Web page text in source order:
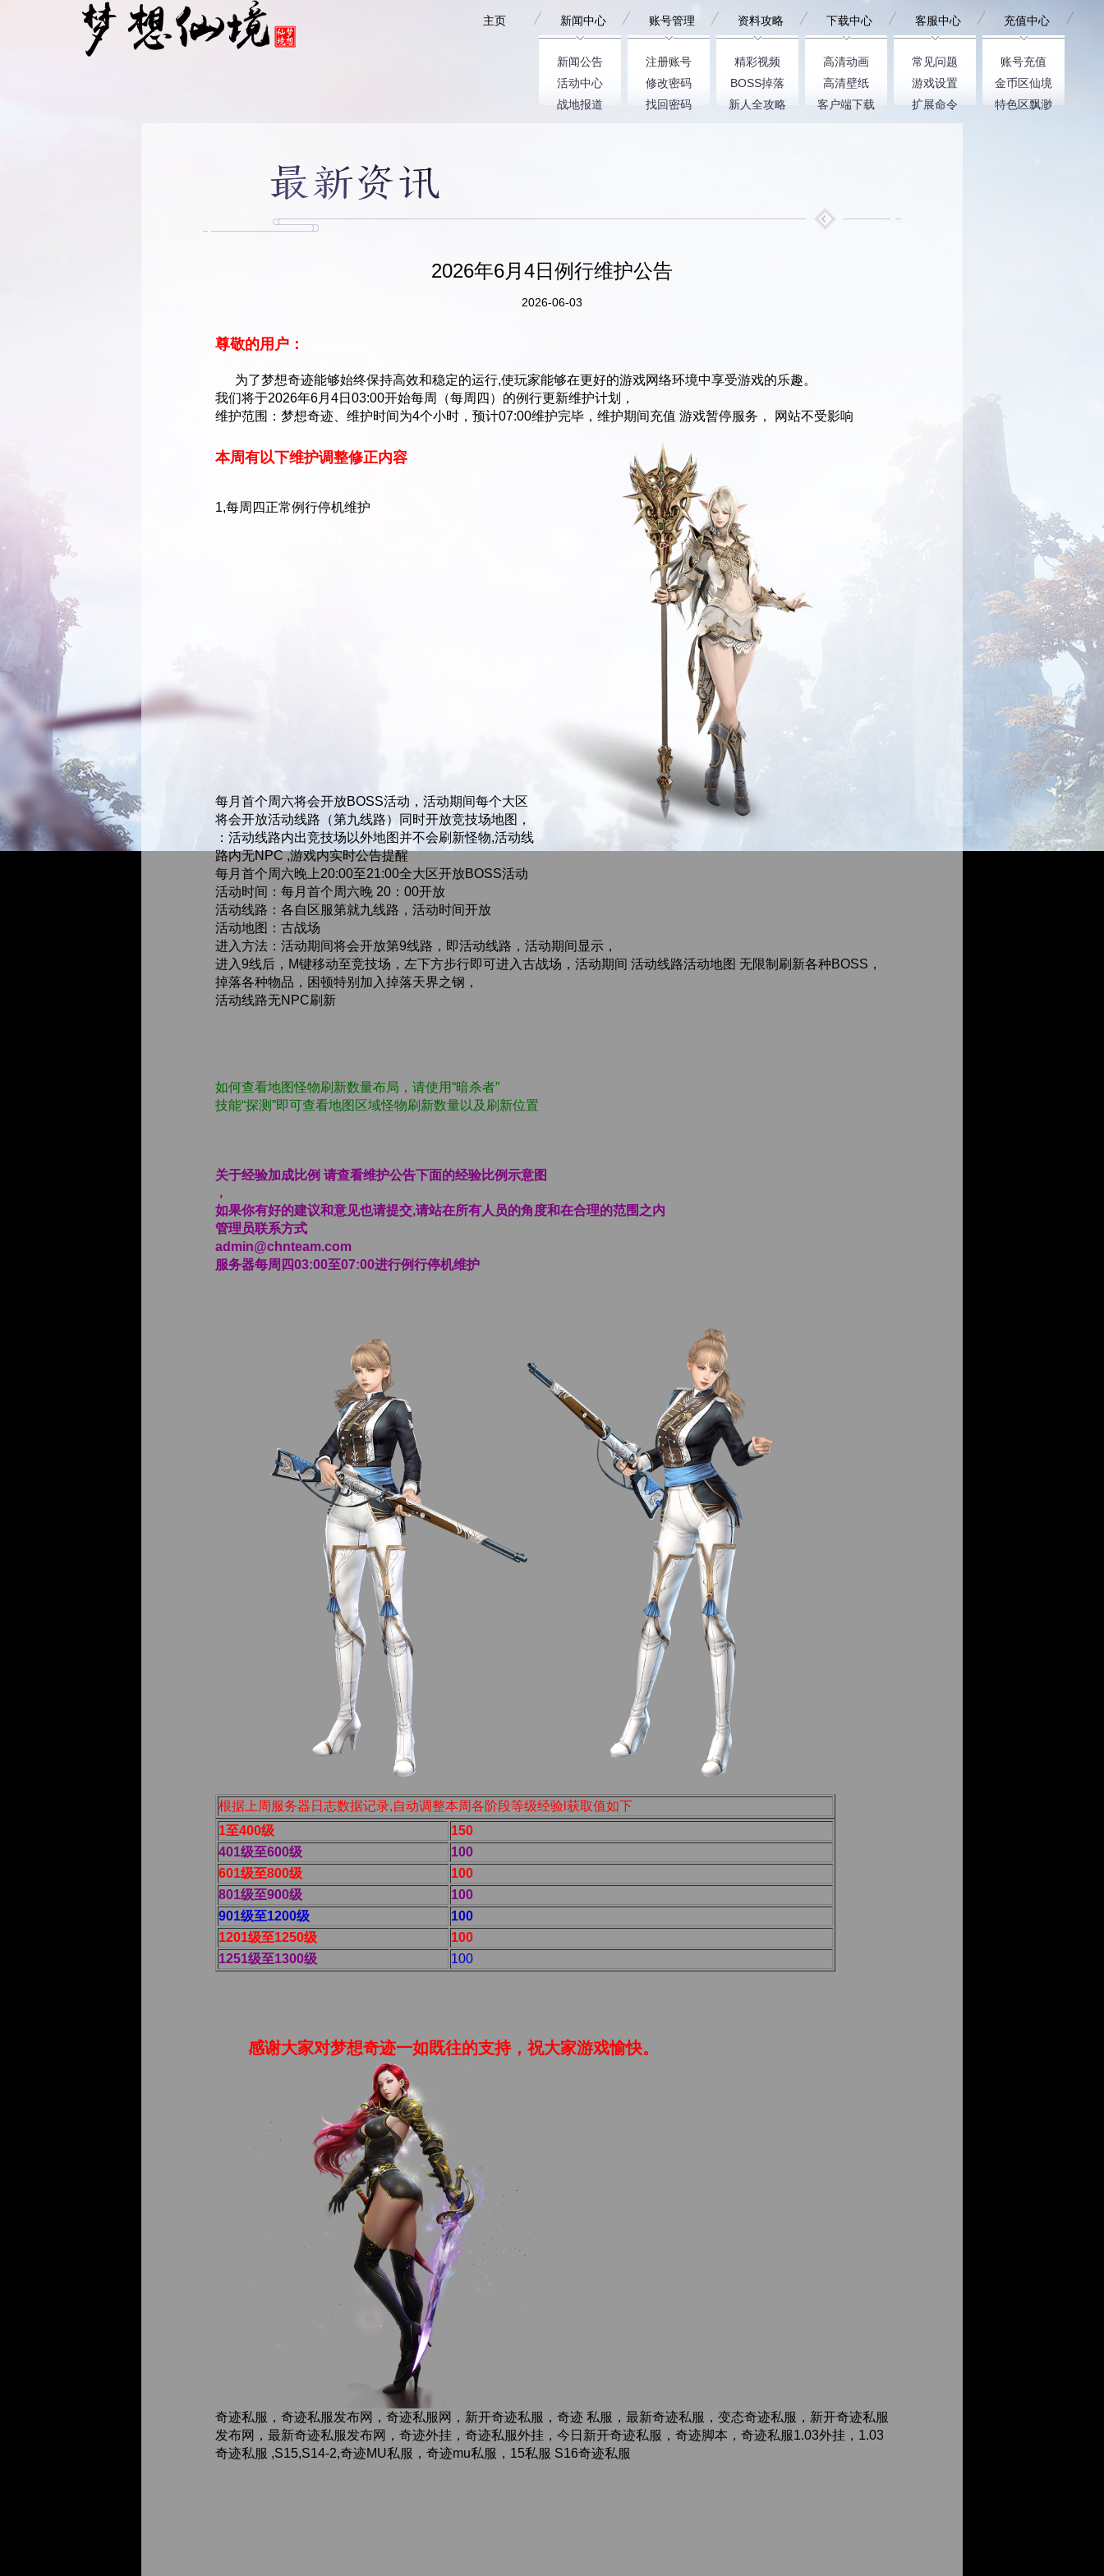
主页 新闻中心
新闻公告
活动中心
战地报道
账号管理
注册账号
修改密码
找回密码
资料攻略
精彩视频
BOSS掉落
新人全攻略
下载中心
高清动画
高清壁纸
客户端下载
客服中心
常见问题
游戏设置
扩展命令
充值中心
账号充值
金币区仙境
特色区飘渺
2026年6月4日例行维护公告
2026-06-03
尊敬的用户：
为了梦想奇迹能够始终保持高效和稳定的运行,使玩家能够在更好的游戏网络环境中享受游戏的乐趣。
我们将于2026年6月4日03:00开始每周（每周四）的例行更新维护计划，
维护范围：梦想奇迹、维护时间为4个小时，预计07:00维护完毕，维护期间充值 游戏暂停服务， 网站不受影响
本周有以下维护调整修正内容
1,每周四正常例行停机维护
每月首个周六将会开放BOSS活动，活动期间每个大区
将会开放活动线路（第九线路）同时开放竞技场地图，
：活动线路内出竞技场以外地图并不会刷新怪物,活动线
路内无NPC ,游戏内实时公告提醒
每月首个周六晚上20:00至21:00全大区开放BOSS活动
活动时间：每月首个周六晚 20：00开放
活动线路：各自区服第就九线路，活动时间开放
活动地图：古战场
进入方法：活动期间将会开放第9线路，即活动线路，活动期间显示，
进入9线后，M键移动至竞技场，左下方步行即可进入古战场，活动期间 活动线路活动地图 无限制刷新各种BOSS，
掉落各种物品，困顿特别加入掉落天界之钢，
活动线路无NPC刷新
如何查看地图怪物刷新数量布局，请使用“暗杀者”
技能“探测”即可查看地图区域怪物刷新数量以及刷新位置
关于经验加成比例 请查看维护公告下面的经验比例示意图
，
如果你有好的建议和意见也请提交,请站在所有人员的角度和在合理的范围之内
管理员联系方式
admin@chnteam.com
服务器每周四03:00至07:00进行例行停机维护
根据上周服务器日志数据记录,自动调整本周各阶段等级经验l获取值如下
1至400级
150
401级至600级
100
601级至800级
100
801级至900级
100
901级至1200级
100
1201级至1250级
100
1251级至1300级
100
感谢大家对梦想奇迹一如既往的支持，祝大家游戏愉快。
奇迹私服，奇迹私服发布网，奇迹私服网，新开奇迹私服，奇迹 私服，最新奇迹私服，变态奇迹私服，新开奇迹私服
发布网，最新奇迹私服发布网，奇迹外挂，奇迹私服外挂，今日新开奇迹私服，奇迹脚本，奇迹私服1.03外挂，1.03
奇迹私服 ,S15,S14-2,奇迹MU私服，奇迹mu私服，15私服 S16奇迹私服